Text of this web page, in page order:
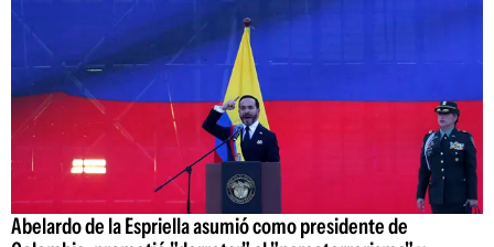
Abelardo de la Espriella asumió como presidente de